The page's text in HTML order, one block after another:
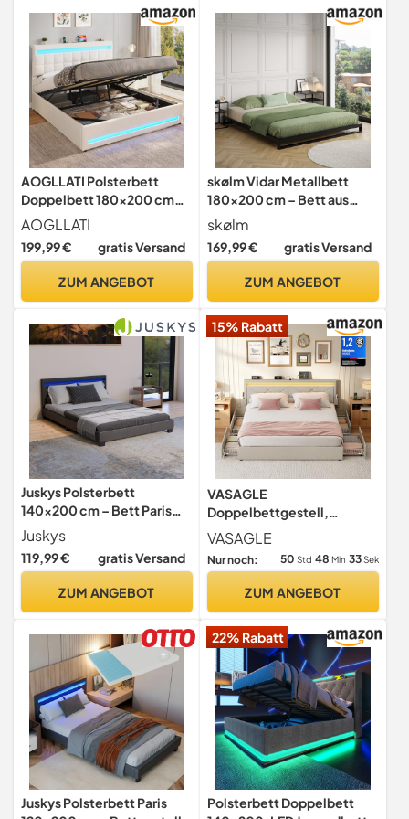
(Grau)
Erwachsene
AOGLLATI Polsterbett
Doppelbett 180x200 cm
mit LED & Ladefunktion,
Hydraulisches
Stauraumbett mit
Kopfteil,Bett 180x200 mit
Leinen, Beige (Ohne
Matratze)
AOGLLATI
199,99 € gratis Versand
ZUM ANGEBOT
skølm Vidar Metallbett
180x200 cm – Bett aus
Metall mit Lattenrost –
stabiles Metall Bettgestell
Schwarz – Bettrahmen
Doppelbettgestell 15 cm
skølm
169,99 € gratis Versand
ZUM ANGEBOT
Juskys Polsterbett
140x200 cm – Bett Paris
mit LED Beleuchtung,
Lattenrost & Kopfteil,
modernes Doppelbett aus
Schwarz
Juskys
119,99 € gratis Versand
ZUM ANGEBOT
15% Rabatt
VASAGLE
Doppelbettgestell,
Bettgestell, 160 x 200 cm,
LED, Metallbett, 4
Schubladen, Ladestation,
verstellbares gepolstertes
Kopfteil, cappuccinobeige
VASAGLE
Nur noch: 50 Std 48 Min 31Sek
ZUM ANGEBOT
Juskys Polsterbett Paris
22% Rabatt
Polsterbett Doppelbett